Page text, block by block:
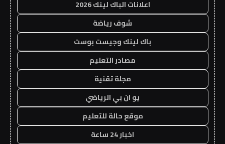
اعلانات الباك لينك 2026
شوف رياضة
باك لينك وجيست بوست
مصادر التعليم
مجلة تقنية
يو ان بي الرياضي
موقع حالة للتعليم
اخبار 24 ساعة